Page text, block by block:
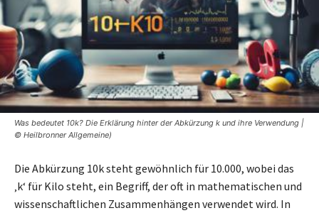
Was bedeutet 10k? Die Erklärung hinter der Abkürzung k und ihre Verwendung |
© Heilbronner Allgemeine)
Die Abkürzung 10k steht gewöhnlich für 10.000, wobei das
‚k‘ für Kilo steht, ein Begriff, der oft in mathematischen und
wissenschaftlichen Zusammenhängen verwendet wird. In